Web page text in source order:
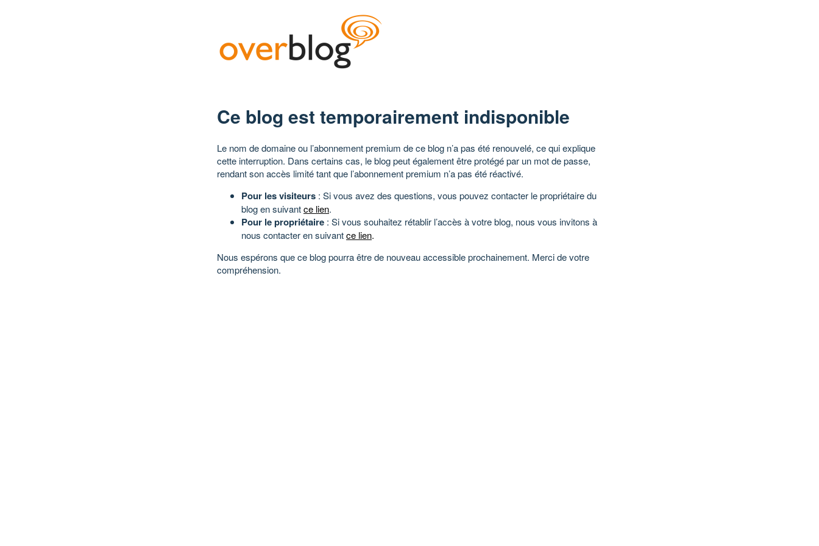
Ce blog est temporairement indisponible
Le nom de domaine ou l’abonnement premium de ce blog n’a pas été renouvelé, ce qui explique
cette interruption. Dans certains cas, le blog peut également être protégé par un mot de passe,
rendant son accès limité tant que l’abonnement premium n’a pas été réactivé.
Pour les visiteurs : Si vous avez des questions, vous pouvez contacter le propriétaire du
blog en suivantce lien.
Pour le propriétaire : Si vous souhaitez rétablir l’accès à votre blog, nous vous invitons à
nous contacter en suivantce lien.
Nous espérons que ce blog pourra être de nouveau accessible prochainement. Merci de votre
compréhension.